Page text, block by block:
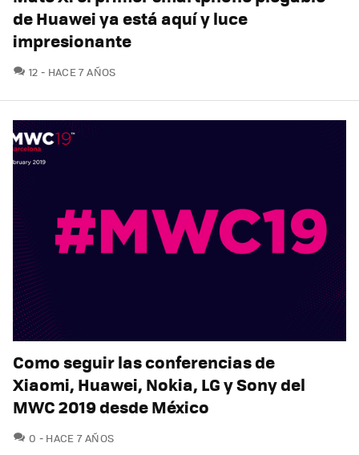
de Huawei ya está aquí y luce
impresionante
12 COMENTARIOS
HACE 7 AÑOS
Como seguir las conferencias de
Xiaomi, Huawei, Nokia, LG y Sony del
MWC 2019 desde México
0 COMENTARIOS
HACE 7 AÑOS